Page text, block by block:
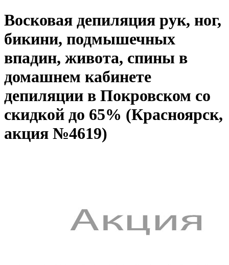
Восковая депиляция рук, ног,
бикини, подмышечных
впадин, живота, спины в
домашнем кабинете
депиляции в Покровском со
скидкой до 65% (Красноярск,
акция №4619)